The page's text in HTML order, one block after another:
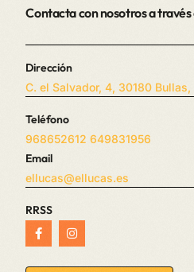
Contacta con nosotros a
Dirección
C. el Salvador, 4, 30180 Bullas,
Teléfono
968652612 649831956
Email
ellucas@ellucas.es
RRSS